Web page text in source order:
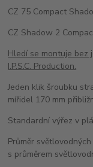
CZ 75 Compact
CZ Shadow 2
Hledí se montuje bez
I.P.S.C. Production.
Jeden klik šroubku
mířidel 170 mm
Standardní výřez v
Průměr
s průměrem